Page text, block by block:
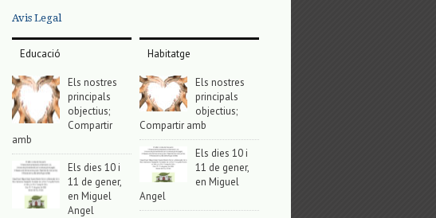
Avis Legal
Educació
Els nostres
principals
objectius;
Compartir
amb
Els dies 10 i
11 de gener,
en Miguel
Angel
Habitatge
Els nostres
principals
objectius;
Compartir amb
Els dies 10 i
11 de gener,
en Miguel
Angel